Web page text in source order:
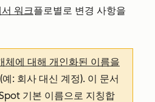
워크플로별로 변경 사항을
체에 대해 개인화된 이름을
: 회사 대신 계정). 이 문서
기본 이름으로 지칭합